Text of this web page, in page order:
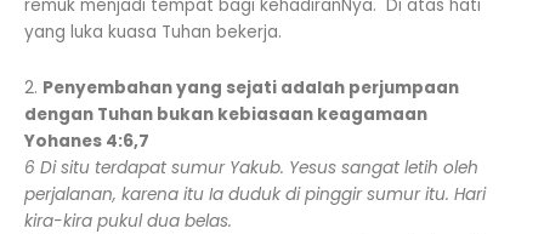
remuk menjadi tempat bagi kehadiranNya. Di atas hati
yang luka kuasa Tuhan bekerja.
2. Penyembahan yang sejati adalah perjumpaan
dengan Tuhan bukan kebiasaan keagamaan
Yohanes 4:6,7
6 Di situ terdapat sumur Yakub. Yesus sangat letih oleh
perjalanan, karena itu Ia duduk di pinggir sumur itu. Hari
kira-kira pukul dua belas.